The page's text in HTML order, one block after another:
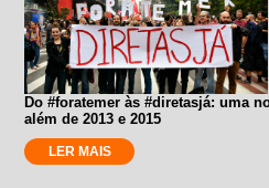
Do #foratemer às #diretasjá: uma
além de 2013 e 2015
LER MAIS